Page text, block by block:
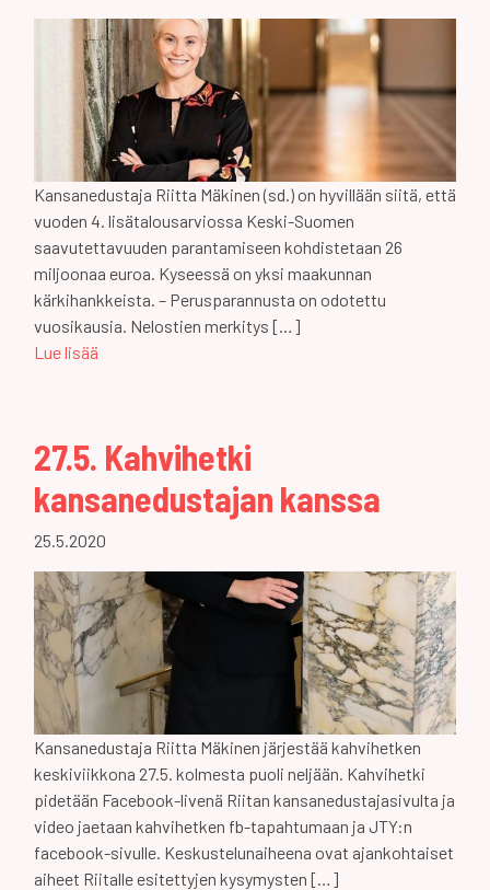
Kansanedustaja Riitta Mäkinen (sd.) on hyvillään siitä, että
vuoden 4. lisätalousarviossa Keski-Suomen
saavutettavuuden parantamiseen kohdistetaan 26
miljoonaa euroa. Kyseessä on yksi maakunnan
kärkihankkeista. – Perusparannusta on odotettu
vuosikausia. Nelostien merkitys […]
Lue lisää
27.5. Kahvihetki
kansanedustajan kanssa
25.5.2020
Kansanedustaja Riitta Mäkinen järjestää kahvihetken
keskiviikkona 27.5. kolmesta puoli neljään. Kahvihetki
pidetään Facebook-livenä Riitan kansanedustajasivulta ja
video jaetaan kahvihetken fb-tapahtumaan ja JTY:n
facebook-sivulle. Keskustelunaiheena ovat ajankohtaiset
aiheet Riitalle esitettyjen kysymysten […]